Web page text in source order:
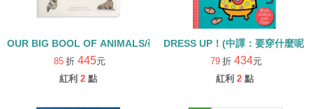
OUR BIG BOOL OF ANIMALS/硬頁書
85 折 445元
紅利 2 點
DRESS UP！(中譯：要穿什麼呢
79 折 434元
紅利 2 點